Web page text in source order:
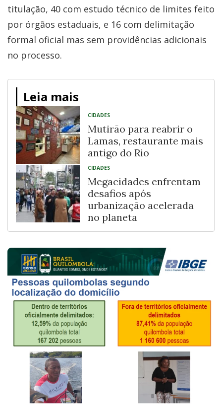
titulação, 40 com estudo técnico de limites feito
por órgãos estaduais, e 16 com delimitação
formal oficial mas sem providências adicionais
no processo.
Leia mais
CIDADES
Mutirão para reabrir o
Lamas, restaurante mais
antigo do Rio
CIDADES
Megacidades enfrentam
desafios após
urbanização acelerada
no planeta